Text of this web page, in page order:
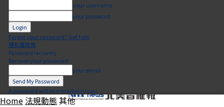
your username
your password
Forgot your password? Get help
隱私權政策
Password recovery
Recover your password
your email
A password will be e-mailed to you.
Home 法規動態 其他